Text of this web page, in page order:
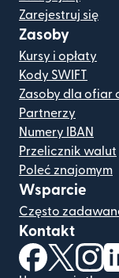
Zarejestruj się
Zasoby
Kursy i opłaty
Kody SWIFT
Zasoby dla ofiar
Partnerzy
Numery IBAN
Przelicznik walut
Poleć znajomym
Wsparcie
Często
Kontakt
(otwiera się